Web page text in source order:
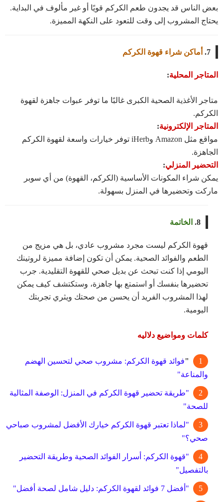
بعض الناس قد يجدون طعم الكركم قويًا أو غير مألوف في البداية.
يحتاج المشروب إلى وقت للتعود على النكهة المميزة.
7. أماكن شراء قهوة الكركم
المتاجر المحلية:
متاجر الأغذية الصحية الكبرى غالبًا ما توفر عبوات جاهزة لقهوة
الكركم.
المتاجر الإلكترونية:
مواقع مثل Amazon وiHerb توفر خيارات واسعة لقهوة الكركم
الجاهزة.
التحضير المنزلي:
يمكن شراء المكونات الأساسية (الكركم، القهوة) من أي سوبر
ماركت وتحضيرها في المنزل بسهولة.
8. الخاتمة
قهوة الكركم ليست مجرد مشروب عادي، بل هي مزيج من
الطعم والفوائد الصحية. يمكن أن تكون إضافة مميزة لروتينك
اليومي إذا كنت تبحث عن بديل صحي للقهوة التقليدية. جرب
تحضيرها بنفسك أو استمتع بها جاهزة، وستكتشف كيف يمكن
لهذا المشروب الفريد أن يحسن من صحتك ويثري تجربتك
اليومية.
كلمات ومواضيع دلاليه
"فوائد قهوة الكركم: مشروب صحي لتحسين الهضم
والمناعة"
"طريقة تحضير قهوة الكركم في المنزل: الوصفة المثالية
للصحة"
"لماذا تعتبر قهوة الكركم خيارك الأفضل لمشروب صباحي
صحي؟"
"قهوة الكركم: أسرار الفوائد الصحية وطريقة التحضير
بالتفصيل"
"أفضل 7 فوائد لقهوة الكركم: دليل شامل لصحة أفضل"